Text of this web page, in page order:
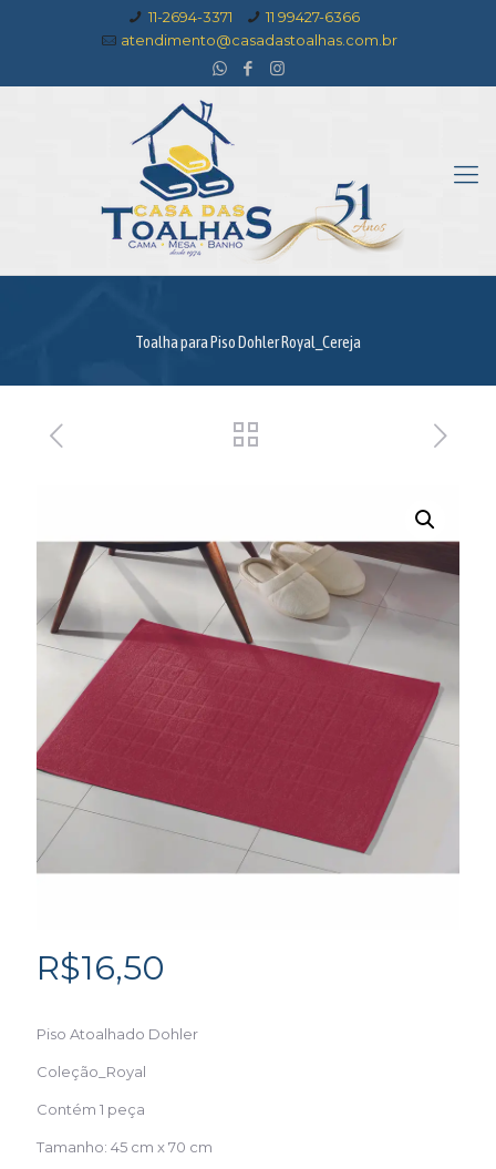
11-2694-3371
11 99427-6366
atendimento@casadastoalhas.com.br
Toalha para Piso Dohler Royal_Cereja
R$16,50
Piso Atoalhado Dohler
Coleção_Royal
Contém 1 peça
Tamanho: 45 cm x 70 cm